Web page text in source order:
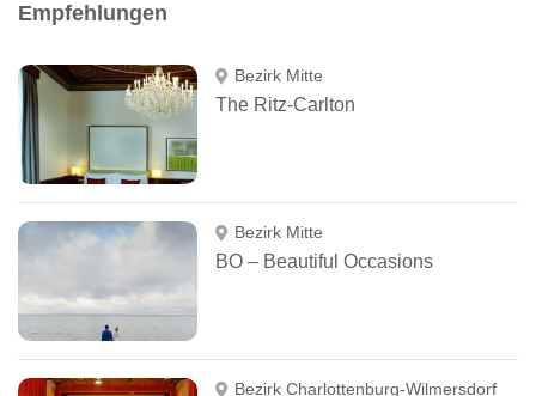
Empfehlungen
Bezirk Mitte
The Ritz-Carlton
Bezirk Mitte
BO – Beautiful Occasions
Bezirk Charlottenburg-Wilmersdorf